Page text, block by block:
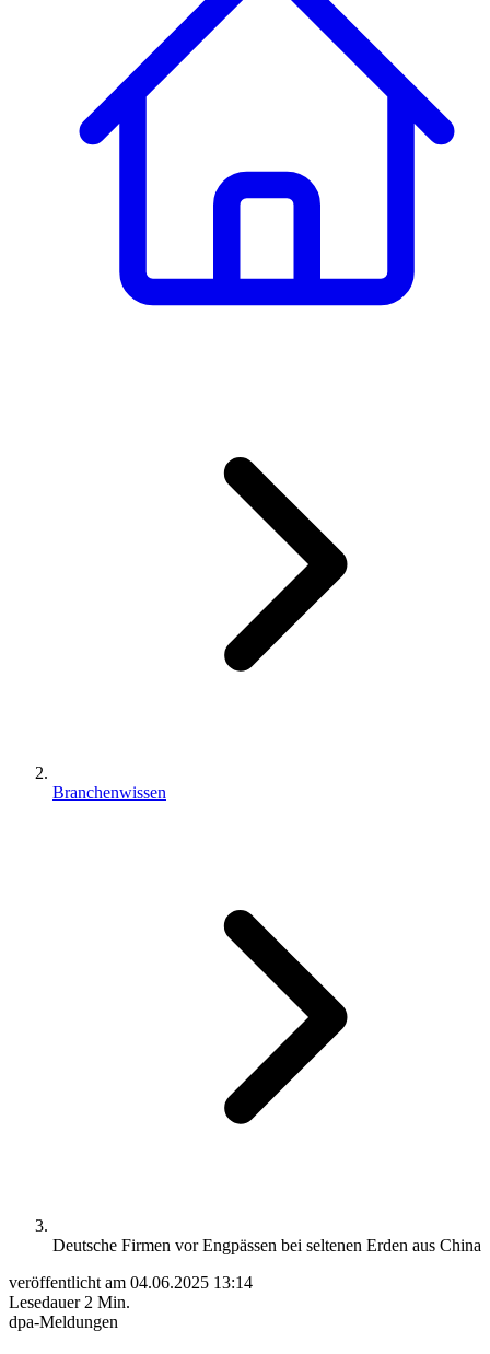
Branchenwissen
Deutsche Firmen vor Engpässen bei seltenen Erden aus China
veröffentlicht am 04.06.2025 13:14
Lesedauer 2 Min.
dpa-Meldungen